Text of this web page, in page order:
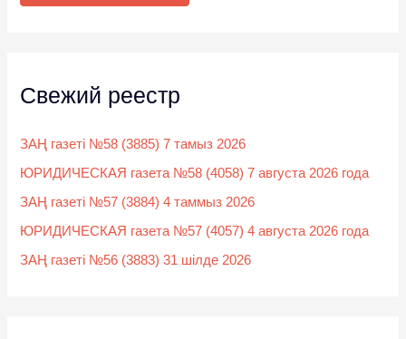
Свежий реестр
ЗАҢ газеті №58 (3885) 7 тамыз 2026
ЮРИДИЧЕСКАЯ газета №58 (4058) 7 августа 2026 года
ЗАҢ газеті №57 (3884) 4 таммыз 2026
ЮРИДИЧЕСКАЯ газета №57 (4057) 4 августа 2026 года
ЗАҢ газеті №56 (3883) 31 шілде 2026